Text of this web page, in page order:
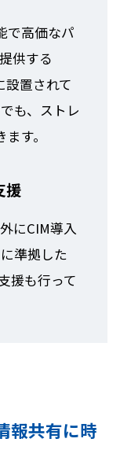
で高価なパ
供する
設置されて
も、ストレ
す。
援
にCIM導入
準拠した
援も行って
報共有に時